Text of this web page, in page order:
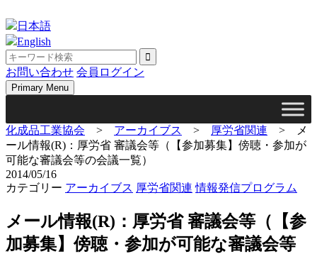
to
content
日本語
English
お問い合わせ 会員ログイン
Primary Menu
化成品工業協会 > アーカイブス > 厚労省関連 >
メ
ール情報(R)：厚労省 審議会等（【参加募集】傍聴・参加が
可能な審議会等の会議一覧）
2014/05/16
カテゴリー アーカイブス 厚労省関連 情報発信プログラム
メール情報(R)：厚労省 審議会等（【参
加募集】傍聴・参加が可能な審議会等